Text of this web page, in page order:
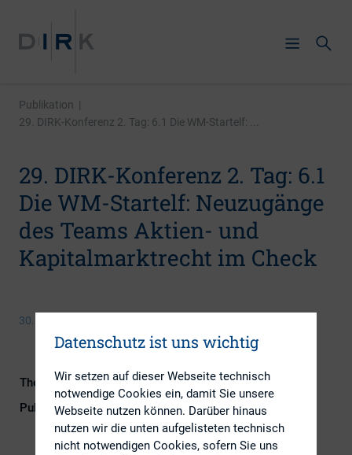
Publikation |
29. DIRK-Konferenz 2. Tag: 6.1 Die WM-Startelf: ...
29. DIRK-Konferenz 2. Tag: 6.1
Die WM-Startelf: Neuzugänge
des Teams Aktien- und
Kapitalmarktrecht im Check
30. Juni 2026
Themengebiete
IR-Kompetenz, Kapitalmarktrecht
Publikationsform
DIRK-Publikationen
Datenschutz ist uns wichtig
Wir setzen auf dieser Webseite technisch
notwendige Cookies ein, damit Sie unsere
Webseite nutzen können. Darüber hinaus
nutzen wir die unten aufgelisteten technisch
nicht notwendigen Cookies, sofern Sie uns